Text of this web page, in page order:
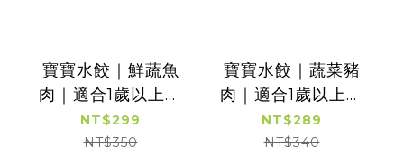
寶寶水餃｜鮮蔬魚
肉｜適合1歲以上｜
單盒入(220g)｜冷
NT$299
NT$350
寶寶水餃｜蔬菜豬
肉｜適合1歲以上｜
單盒入(220g)｜冷
NT$289
NT$340